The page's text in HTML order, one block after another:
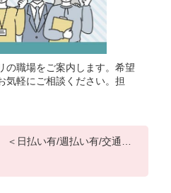
の職場をご案内します。希望
気軽にご相談ください。担
日払い有/週払い有/交通費
＞